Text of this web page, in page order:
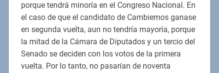
porque tendrá minoría en el Congreso Nacional. En
el caso de que el candidato de Cambiemos ganase
en segunda vuelta, aun no tendría mayoría, porque
la mitad de la Cámara de Diputados y un tercio del
Senado se deciden con los votos de la primera
vuelta. Por lo tanto, no pasarían de noventa